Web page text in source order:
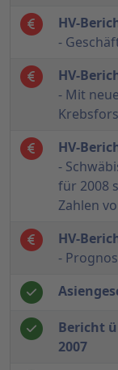
HV-
-
HV-
- Mit
HV-
-
für 2008
Zahlen
HV-
-
Bericht
2007